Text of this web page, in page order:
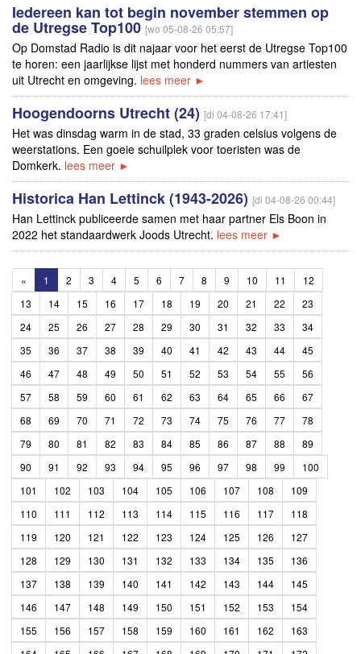
Iedereen kan tot begin november stemmen op
de Utregse Top100 [wo 05-08-26 05:57]
Op Domstad Radio is dit najaar voor het eerst de Utregse Top100
te horen: een jaarlijkse lijst met honderd nummers van artiesten
uit Utrecht en omgeving. lees meer ►
Hoogendoorns Utrecht (24) [di 04-08-26 17:41]
Het was dinsdag warm in de stad, 33 graden celsius volgens de
weerstations. Een goeie schuilplek voor toeristen was de
Domkerk. lees meer ►
Historica Han Lettinck (1943-2026) [di 04-08-26 00:44]
Han Lettinck publiceerde samen met haar partner Els Boon in
2022 het standaardwerk Joods Utrecht. lees meer ►
« 1 2 3 4 5 6 7 8 9 10 11
12
13
14 15 16 17 18 19 20 21 22
23
24
25 26 27 28 29 30 31 32 33
34
35
36 37 38 39 40 41 42 43 44
45
46
47 48 49 50 51 52 53 54 55
56
57
58 59 60 61 62 63 64 65 66
67
68
69 70 71 72 73 74 75 76 77
78
79
80 81 82 83 84 85 86 87 88
89
90
91 92 93 94 95 96 97 98 99
100
101
102 103 104 105 106 107 108
109
110
111 112 113 114 115 116 117
118
119
120 121 122 123 124 125 126
127
128
129 130 131 132 133 134 135
136
137
138 139 140 141 142 143 144
145
146
147 148 149 150 151 152 153
154
155
156 157 158 159 160 161 162
163